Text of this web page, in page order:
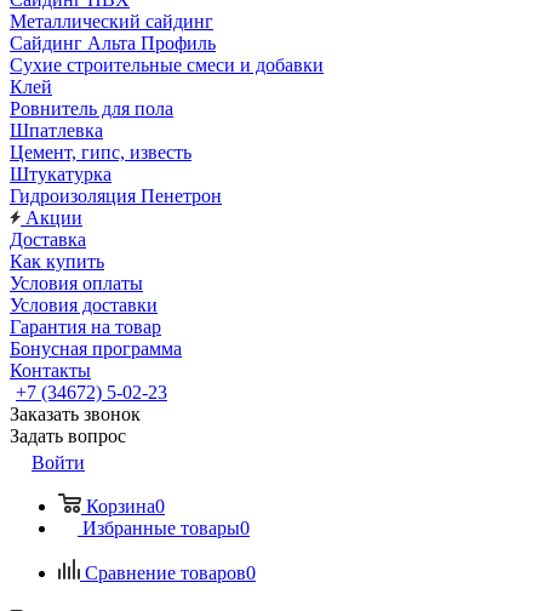
Металлический сайдинг
Сайдинг Альта Профиль
Сухие строительные смеси и добавки
Клей
Ровнитель для пола
Шпатлевка
Цемент, гипс, известь
Штукатурка
Гидроизоляция Пенетрон
Акции
Доставка
Как купить
Условия оплаты
Условия доставки
Гарантия на товар
Бонусная программа
Контакты
+7 (34672) 5-02-23
Заказать звонок
Задать вопрос
Войти
Корзина0
Избранные товары0
Сравнение товаров0